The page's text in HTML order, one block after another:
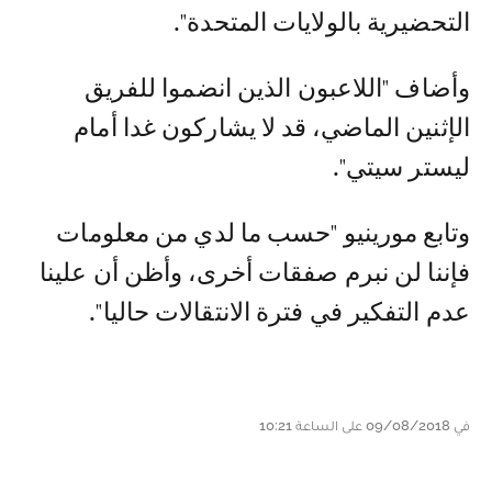
التحضيرية بالولايات المتحدة".
وأضاف "اللاعبون الذين انضموا للفريق
الإثنين الماضي، قد لا يشاركون غدا أمام
ليستر سيتي".
وتابع مورينيو "حسب ما لدي من معلومات
فإننا لن نبرم صفقات أخرى، وأظن أن علينا
عدم التفكير في فترة الانتقالات حاليا".
في 09/08/2018 على الساعة 10:21